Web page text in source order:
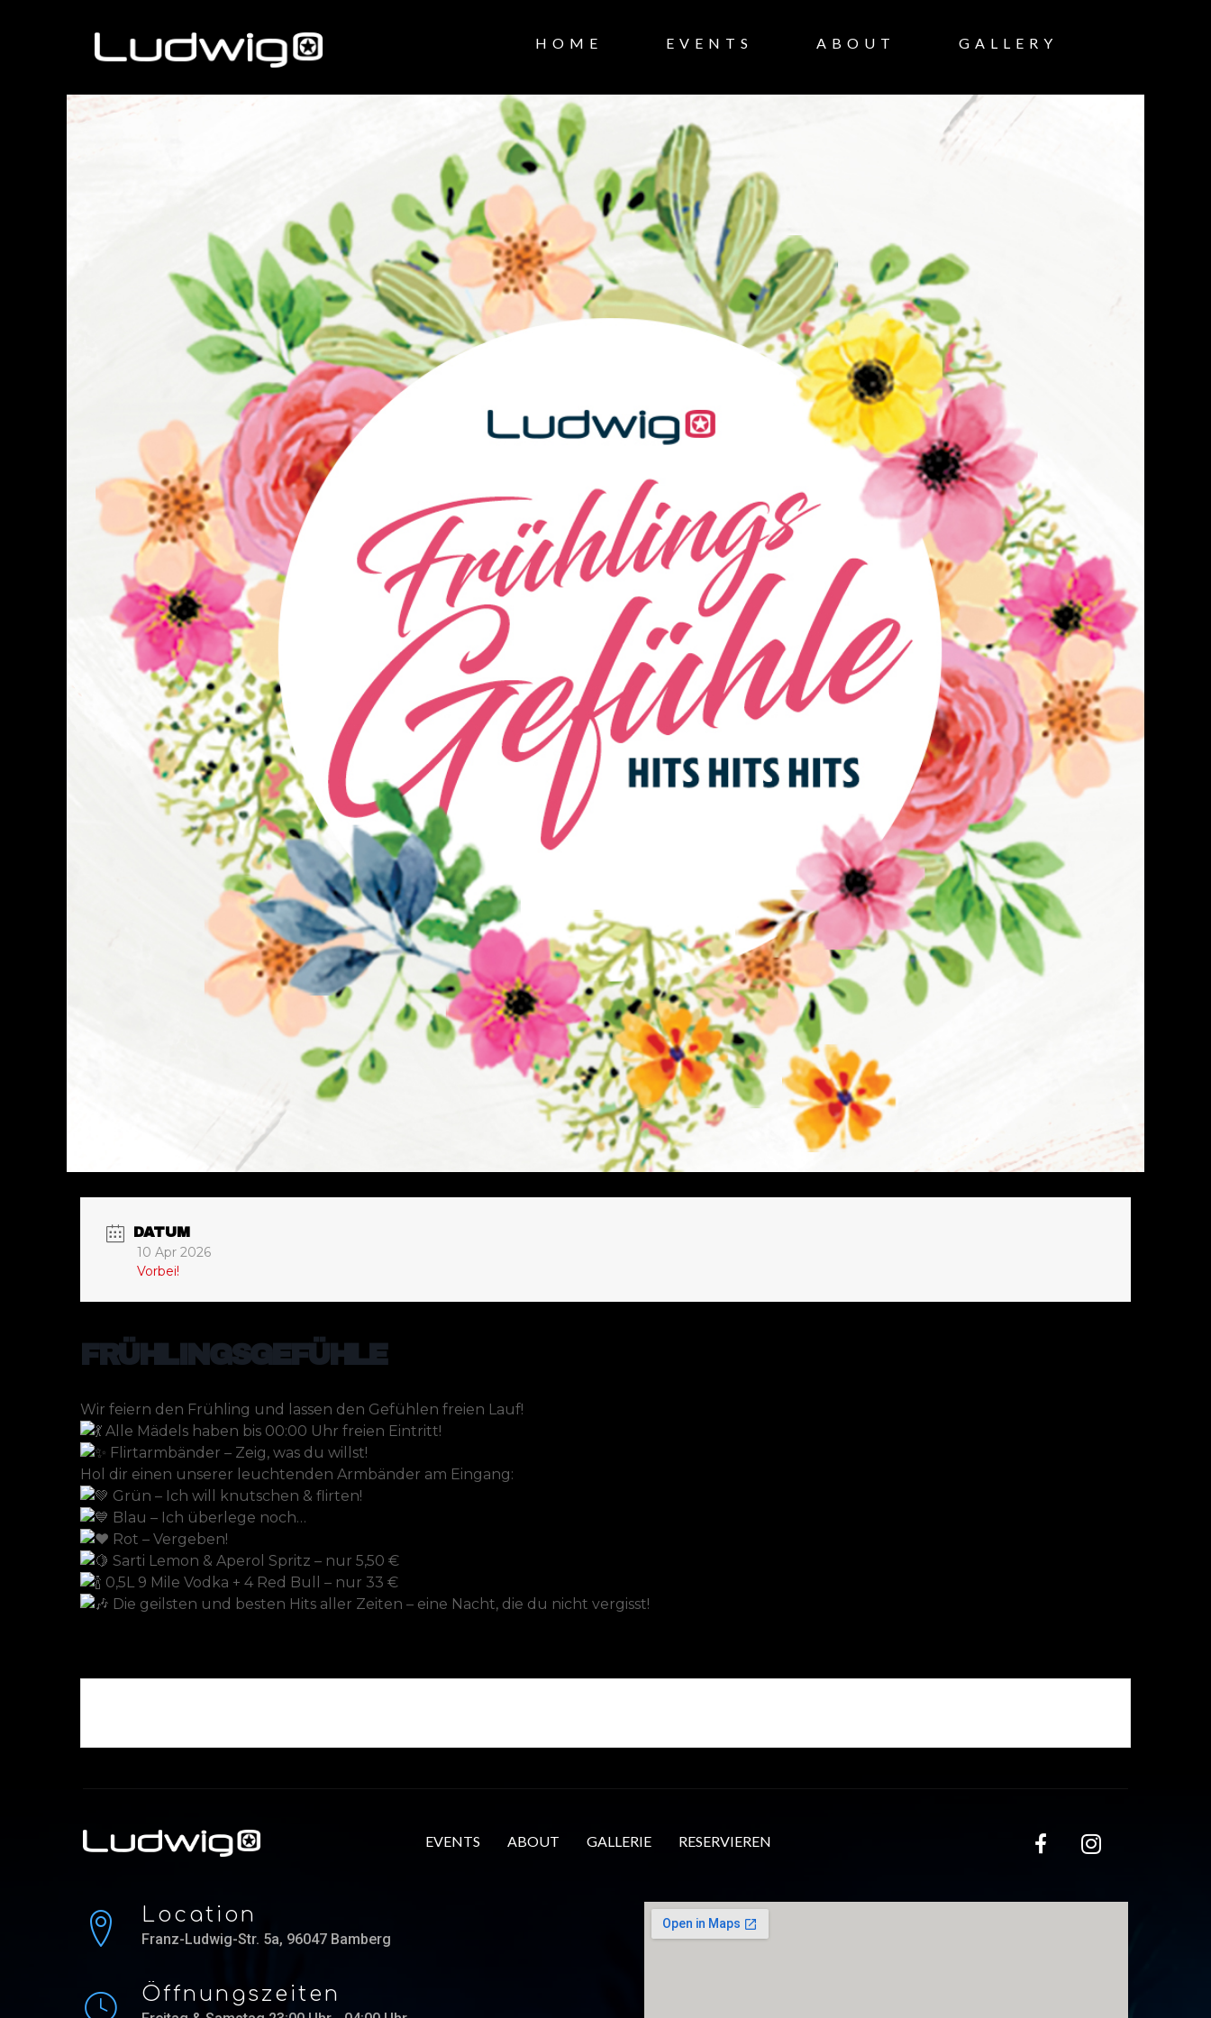
HOME EVENTS ABOUT GALLERY
DATUM
10 Apr 2026
Vorbei!
FRÜHLINGSGEFÜHLE
Wir feiern den Frühling und lassen den Gefühlen freien Lauf!
Alle Mädels haben bis 00:00 Uhr freien Eintritt!
Flirtarmbänder – Zeig, was du willst!
Hol dir einen unserer leuchtenden Armbänder am Eingang:
Grün – Ich will knutschen & flirten!
Blau – Ich überlege noch…
Rot – Vergeben!
Sarti Lemon & Aperol Spritz – nur 5,50 €
0,5L 9 Mile Vodka + 4 Red Bull – nur 33 €
Die geilsten und besten Hits aller Zeiten – eine Nacht, die du nicht vergisst!
EVENTS ABOUT GALLERIE RESERVIEREN
Location
Franz-Ludwig-Str. 5a, 96047 Bamberg
Öffnungszeiten